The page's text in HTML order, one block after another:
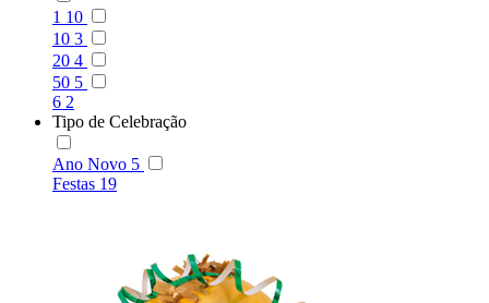
1 10
10 3
20 4
50 5
6 2
Tipo de Celebração
Ano Novo 5
Festas 19